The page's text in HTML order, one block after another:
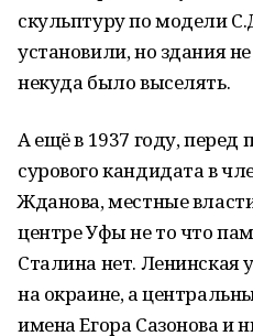
скульптуру по модели
установили, но здания
некуда было выселять.
А ещё в 1937 году, перед
сурового кандидата в
Жданова, местные
центре Уфы не то что
Сталина нет. Ленинская
на окраине, а
имена Егора Сазонова и